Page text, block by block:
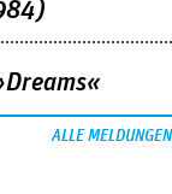
ALLE MELDUNGEN